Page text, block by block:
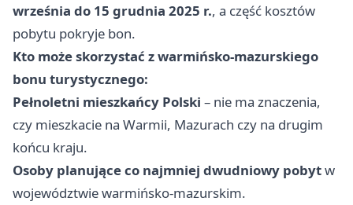
września do 15 grudnia 2025 r., a część kosztów
pobytu pokryje bon.
Kto może skorzystać z warmińsko-mazurskiego
bonu turystycznego:
Pełnoletni mieszkańcy Polski – nie ma znaczenia,
czy mieszkacie na Warmii, Mazurach czy na drugim
końcu kraju.
Osoby planujące co najmniej dwudniowy pobytw
województwie warmińsko-mazurskim.